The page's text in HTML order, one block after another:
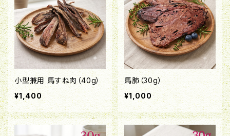
小型兼用 馬すね肉（40g）
¥1,400
馬肺（30g）
¥1,000